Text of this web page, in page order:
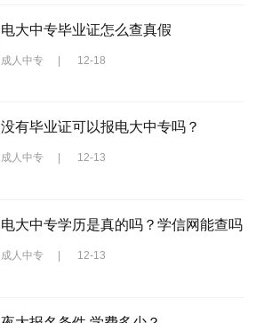
电大中专毕业证怎么查真假
成人中专 | 12-18
没有毕业证可以报电大中专吗？
成人中专 12-13
电大中专学历是真的吗？学信网能查吗
成人中专 12-13